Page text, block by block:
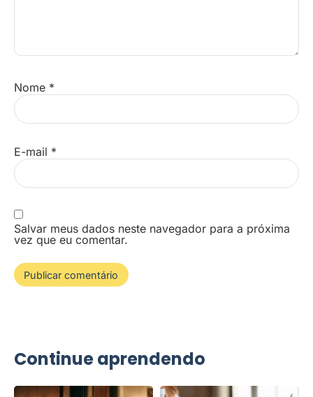
Nome *
E-mail *
Salvar meus dados neste navegador para a próxima
vez que eu comentar.
Continue aprendendo